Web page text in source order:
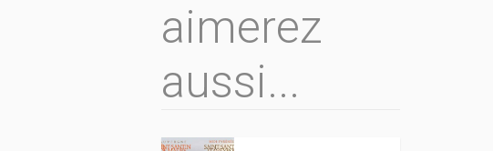
aimerez
aussi...